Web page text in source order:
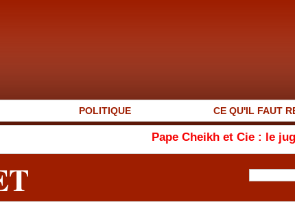
POLITIQUE CE QU'IL FAUT
Pape Cheikh et Cie : le juge blanchit